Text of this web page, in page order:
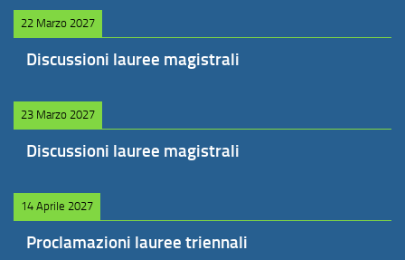
22 Marzo 2027
Discussioni lauree magistrali
23 Marzo 2027
Discussioni lauree magistrali
14 Aprile 2027
Proclamazioni lauree triennali